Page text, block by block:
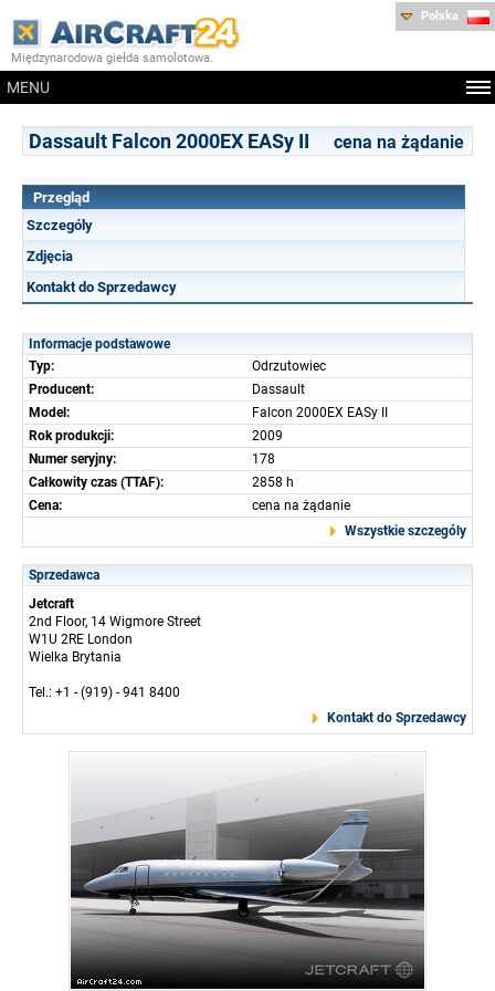
Międzynarodowa giełda samolotowa.
MENU
Polska
Dassault Falcon 2000EX EASy II cena na żądanie
Przegląd
Szczególy
Zdjęcia
Kontakt do Sprzedawcy
Informacje podstawowe
Typ:
Odrzutowiec
Producent:
Dassault
Model:
Falcon 2000EX EASy II
Rok produkcji:
2009
Numer seryjny:
178
Całkowity czas (TTAF):
2858 h
Cena:
cena na żądanie
Wszystkie szczególy
Sprzedawca
Jetcraft
2nd Floor, 14 Wigmore Street
W1U 2RE London
Wielka Brytania
Tel.: +1 - (919) - 941 8400
Kontakt do Sprzedawcy